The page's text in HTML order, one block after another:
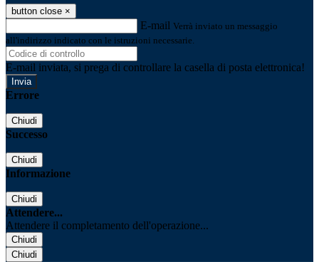
button close ×
E-mail Verrà inviato un messaggio
all'indirizzo indicato con le istruzioni necessarie.
E-mail inviata, si prega di controllare la casella di posta elettronica!
Errore
Chiudi
Successo
Chiudi
Informazione
Chiudi
Attendere...
Attendere il completamento dell'operazione...
Chiudi
Chiudi